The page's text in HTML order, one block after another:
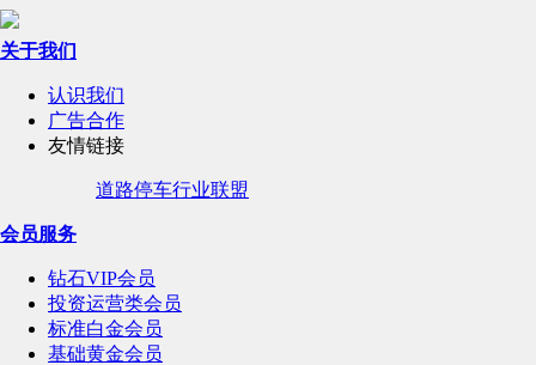
关于我们
认识我们
广告合作
友情链接
道路停车行业联盟
会员服务
钻石VIP会员
投资运营类会员
标准白金会员
基础黄金会员